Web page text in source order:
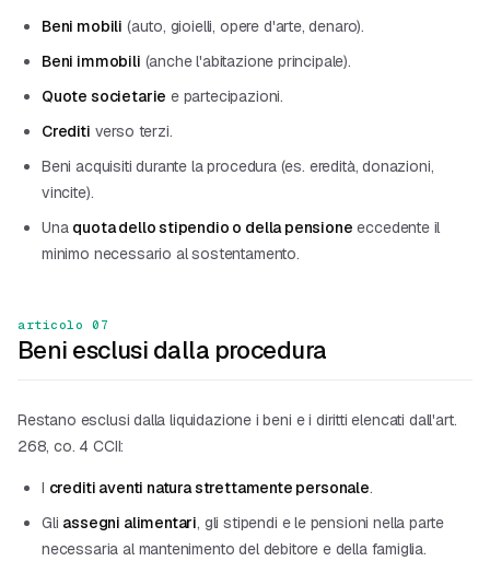
Beni mobili (auto, gioielli, opere d'arte, denaro).
Beni immobili (anche l'abitazione principale).
Quote societarie e partecipazioni.
Crediti verso terzi.
Beni acquisiti durante la procedura (es. eredità, donazioni,
vincite).
Una quota dello stipendio o della pensione eccedente il
minimo necessario al sostentamento.
articolo 07
Beni esclusi dalla procedura
Restano esclusi dalla liquidazione i beni e i diritti elencati dall'art.
268, co. 4 CCII:
I crediti aventi natura strettamente personale.
Gli assegni alimentari, gli stipendi e le pensioni nella parte
necessaria al mantenimento del debitore e della famiglia.